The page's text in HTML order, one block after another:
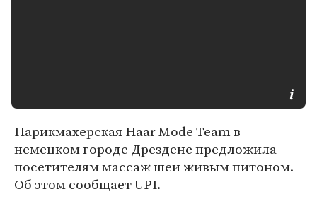
Парикмахерская Haar Mode Team в
немецком городе Дрездене предложила
посетителям массаж шеи живым питоном.
Об этом сообщает UPI.